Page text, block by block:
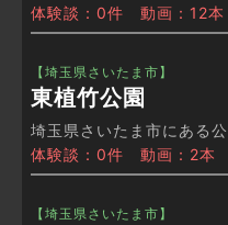
体験談：0件 動画：12本
【埼玉県さいたま市】
東植竹公園
埼玉県さいたま市にある
体験談：0件 動画：2本
【埼玉県さいたま市】